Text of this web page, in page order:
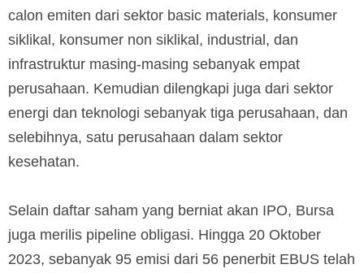
calon emiten dari sektor basic materials, konsumer
siklikal, konsumer non siklikal, industrial, dan
infrastruktur masing-masing sebanyak empat
perusahaan. Kemudian dilengkapi juga dari sektor
energi dan teknologi sebanyak tiga perusahaan, dan
selebihnya, satu perusahaan dalam sektor
kesehatan.
Selain daftar saham yang berniat akan IPO, Bursa
juga merilis pipeline obligasi. Hingga 20 Oktober
2023, sebanyak 95 emisi dari 56 penerbit EBUS telah